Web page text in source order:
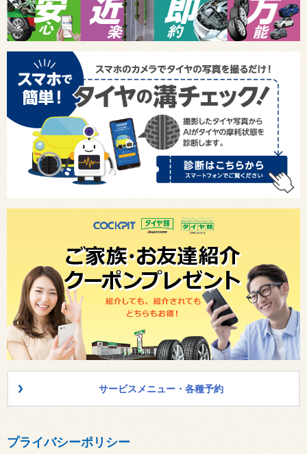
サービスメニュー・各種予約
プライバシーポリシー